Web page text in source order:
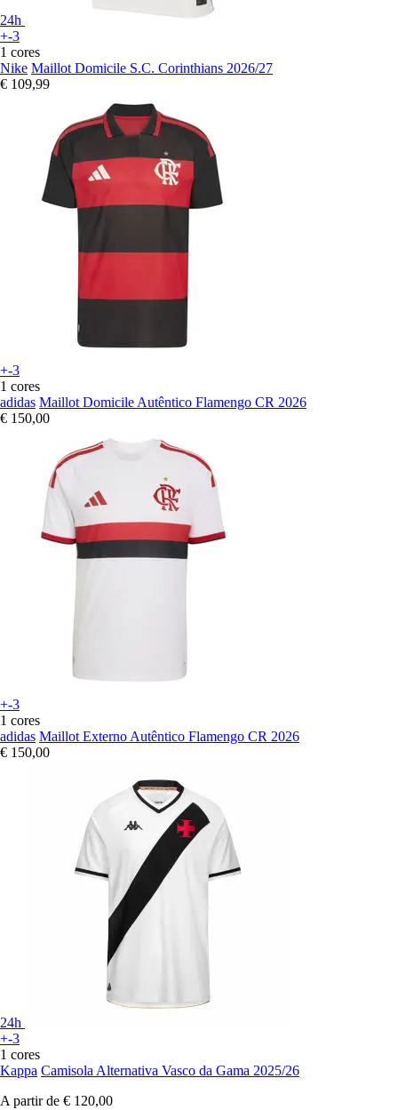
24h
+-3
1 cores
Nike Maillot Domicile S.C. Corinthians 2026/27
€ 109,99
+-3
1 cores
adidas Maillot Domicile Autêntico Flamengo CR 2026
€ 150,00
+-3
1 cores
adidas Maillot Externo Autêntico Flamengo CR 2026
€ 150,00
24h
+-3
1 cores
Kappa Camisola Alternativa Vasco da Gama 2025/26
A partir de € 120,00